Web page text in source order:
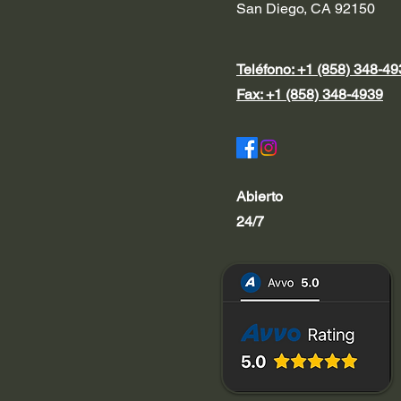
San Diego, CA 92150
Teléfono: +1 (858) 348-
Fax: +1 (858) 348-4939
Abierto
24/7